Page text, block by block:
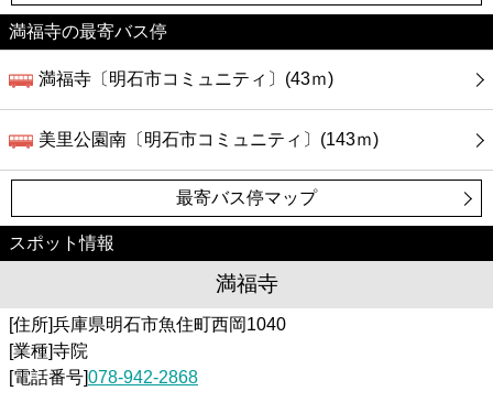
満福寺の最寄バス停
満福寺〔明石市コミュニティ〕(43ｍ)
美里公園南〔明石市コミュニティ〕(143ｍ)
最寄バス停マップ
スポット情報
満福寺
[住所]兵庫県明石市魚住町西岡1040
[業種]寺院
[電話番号]078-942-2868